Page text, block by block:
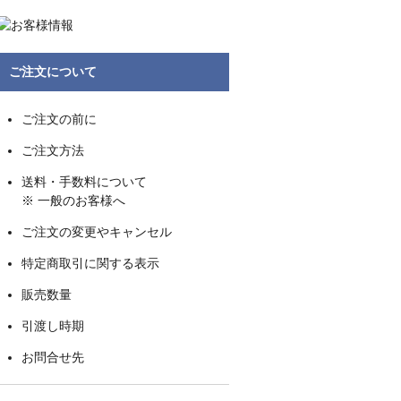
ご注文について
ご注文の前に
ご注文方法
送料・手数料について
※ 一般のお客様へ
ご注文の変更やキャンセル
特定商取引に関する表示
販売数量
引渡し時期
お問合せ先